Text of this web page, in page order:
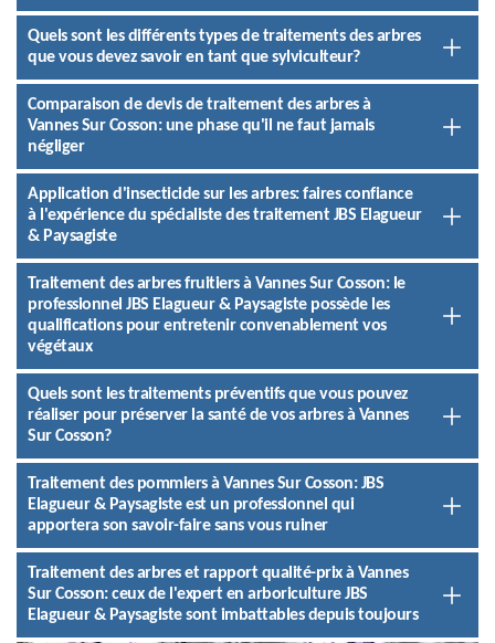
Quels sont les différents types de traitements des arbres
que vous devez savoir en tant que sylviculteur?
Comparaison de devis de traitement des arbres à
Vannes Sur Cosson: une phase qu'il ne faut jamais
négliger
Application d'insecticide sur les arbres: faires confiance
à l'expérience du spécialiste des traitement JBS Elagueur
& Paysagiste
Traitement des arbres fruitiers à Vannes Sur Cosson: le
professionnel JBS Elagueur & Paysagiste possède les
qualifications pour entretenir convenablement vos
végétaux
Quels sont les traitements préventifs que vous pouvez
réaliser pour préserver la santé de vos arbres à Vannes
Sur Cosson?
Traitement des pommiers à Vannes Sur Cosson: JBS
Elagueur & Paysagiste est un professionnel qui
apportera son savoir-faire sans vous ruiner
Traitement des arbres et rapport qualité-prix à Vannes
Sur Cosson: ceux de l'expert en arboriculture JBS
Elagueur & Paysagiste sont imbattables depuis toujours